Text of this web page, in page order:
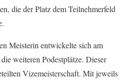
die der Platz dem Teilnehmerfeld
Meisterin entwickelte sich am
weiteren Podestplätze. Dieser
Vizemeisterschaft. Mit jeweils